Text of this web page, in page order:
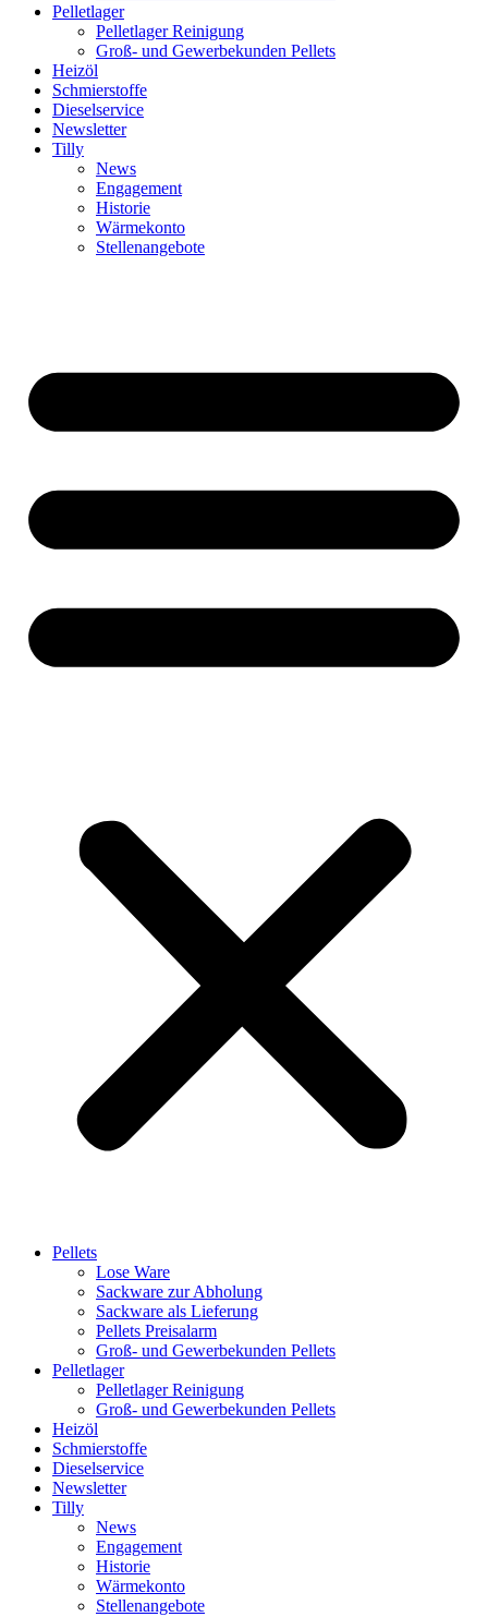
Pelletlager
Pelletlager Reinigung
Groß- und Gewerbekunden Pellets
Heizöl
Schmierstoffe
Dieselservice
Newsletter
Tilly
News
Engagement
Historie
Wärmekonto
Stellenangebote
Pellets
Lose Ware
Sackware zur Abholung
Sackware als Lieferung
Pellets Preisalarm
Groß- und Gewerbekunden Pellets
Pelletlager
Pelletlager Reinigung
Groß- und Gewerbekunden Pellets
Heizöl
Schmierstoffe
Dieselservice
Newsletter
Tilly
News
Engagement
Historie
Wärmekonto
Stellenangebote